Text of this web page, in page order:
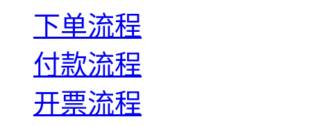
下单流程
付款流程
开票流程